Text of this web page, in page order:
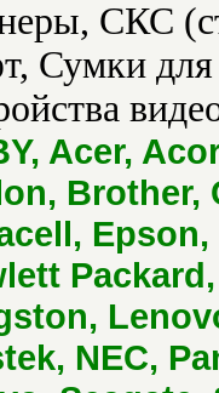
СКС
Сумки
Acer,
Brother,
Epson,
NEC,